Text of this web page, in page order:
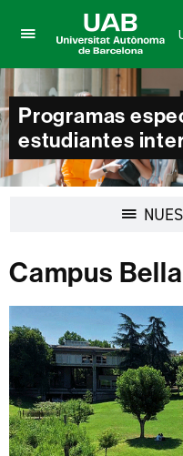
aquí
para
desplegar
el
menú
de
Universitat
Autònoma
de
Barcelona
Programas
estudiantes
Campus